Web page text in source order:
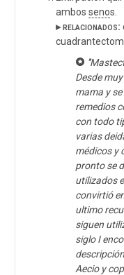
ambos senos.
▸ relacionados:
Desde
mama y
remedios
con todo
varias
médicos y
pronto se
utilizados
convirtió
ultimo
siguen
siglo I
Aecio y